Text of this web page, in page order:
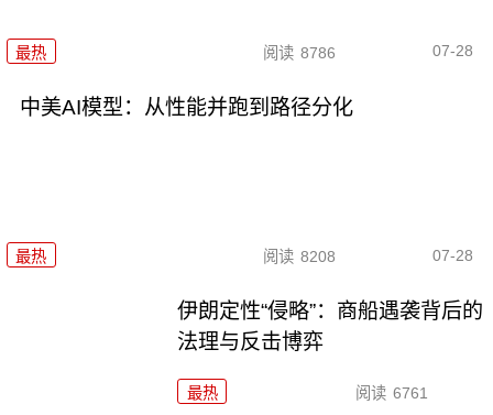
最热 阅读 8786 07-28
中美AI模型：从性能并跑到路径分化
最热 阅读 8208 07-28
伊朗定性“侵略”：商船遇袭背后的
法理与反击博弈
最热 阅读 6761